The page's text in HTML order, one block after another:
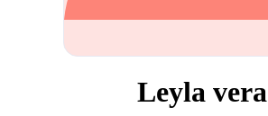
Leyla vera